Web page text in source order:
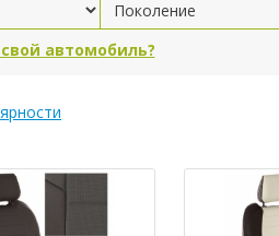
автомобиль?